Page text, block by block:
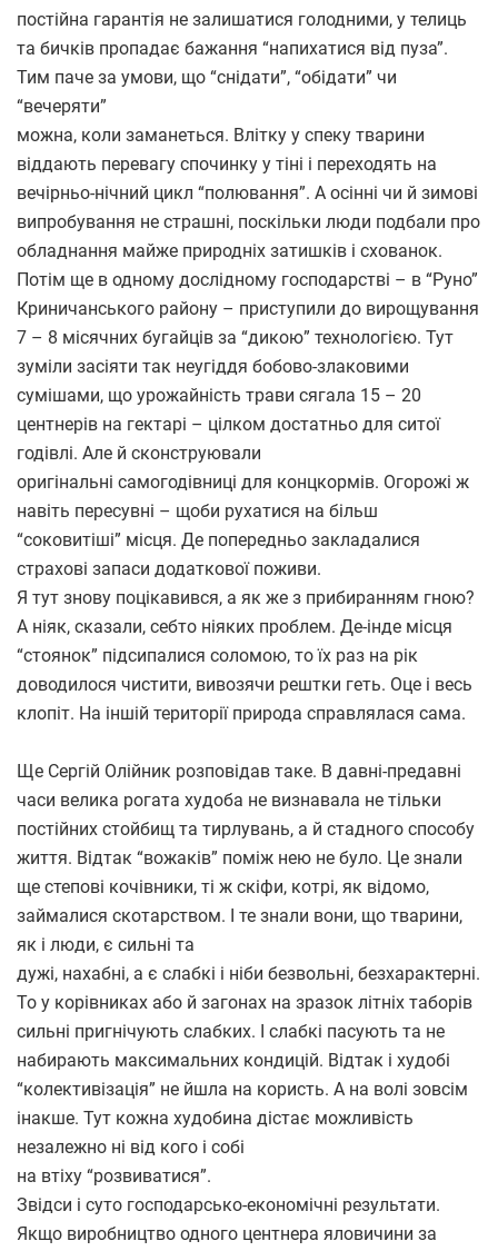
постійна гарантія не залишатися голодними, у телиць
та бичків пропадає бажання “напихатися від пуза”.
Тим паче за умови, що “снідати”, “обідати” чи
“вечеряти”
можна, коли заманеться. Влітку у спеку тварини
віддають перевагу спочинку у тіні і переходять на
вечірньо-нічний цикл “полювання”. А осінні чи й зимові
випробування не страшні, поскільки люди подбали про
обладнання майже природніх затишків і схованок.
Потім ще в одному дослідному господарстві – в “Руно”
Криничанського району – приступили до вирощування
7 – 8 місячних бугайців за “дикою” технологією. Тут
зуміли засіяти так неугіддя бобово-злаковими
сумішами, що урожайність трави сягала 15 – 20
центнерів на гектарі – цілком достатньо для ситої
годівлі. Але й сконструювали
оригінальні самогодівниці для концкормів. Огорожі ж
навіть пересувні – щоби рухатися на більш
“соковитіші” місця. Де попередньо закладалися
страхові запаси додаткової поживи.
Я тут знову поцікавився, а як же з прибиранням гною?
А ніяк, сказали, себто ніяких проблем. Де-інде місця
“стоянок” підсипалися соломою, то їх раз на рік
доводилося чистити, вивозячи рештки геть. Оце і весь
клопіт. На іншій території природа справлялася сама.
Ще Сергій Олійник розповідав таке. В давні-предавні
часи велика рогата худоба не визнавала не тільки
постійних стойбищ та тирлувань, а й стадного способу
життя. Відтак “вожаків” поміж нею не було. Це знали
ще степові кочівники, ті ж скіфи, котрі, як відомо,
займалися скотарством. І те знали вони, що тварини,
як і люди, є сильні та
дужі, нахабні, а є слабкі і ніби безвольні, безхарактерні.
То у корівниках або й загонах на зразок літніх таборів
сильні пригнічують слабких. І слабкі пасують та не
набирають максимальних кондицій. Відтак і худобі
“колективізація” не йшла на користь. А на волі зовсім
інакше. Тут кожна худобина дістає можливість
незалежно ні від кого і собі
на втіху “розвиватися”.
Звідси і суто господарсько-економічні результати.
Якщо виробництво одного центнера яловичини за